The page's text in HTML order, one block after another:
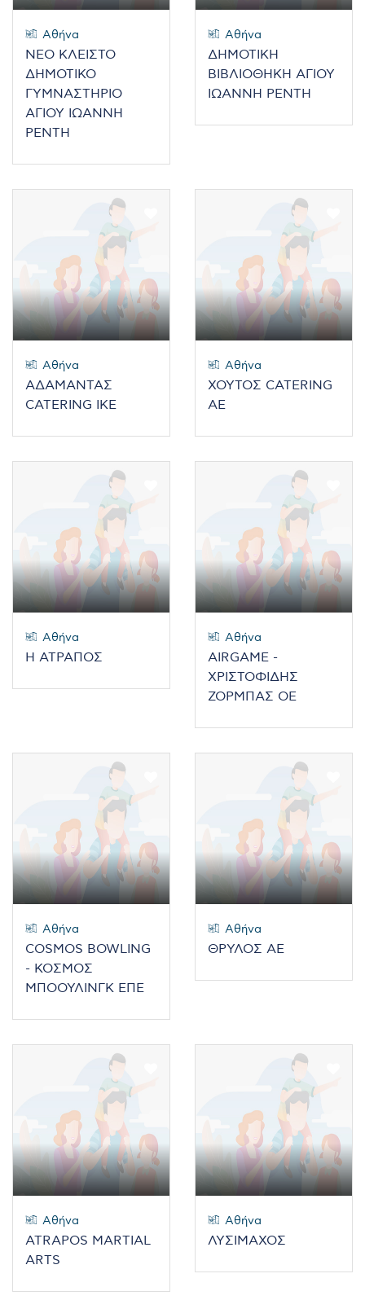
Αθήνα
ΝΕΟ ΚΛΕΙΣΤΟ
ΔΗΜΟΤΙΚΟ
ΓΥΜΝΑΣΤΗΡΙΟ
ΑΓΙΟΥ ΙΩΑΝΝΗ
ΡΕΝΤΗ
Αθήνα
ΔΗΜΟΤΙΚΗ
ΒΙΒΛΙΟΘΗΚΗ ΑΓΙΟΥ
ΙΩΑΝΝΗ ΡΕΝΤΗ
Αθήνα
ΑΔΑΜΑΝΤΑΣ
CATERING ΙΚΕ
Αθήνα
ΧΟΥΤΟΣ CATERING
ΑΕ
Αθήνα
Η ΑΤΡΑΠΟΣ
Αθήνα
AIRGAME -
ΧΡΙΣΤΟΦΙΔΗΣ
ΖΟΡΜΠΑΣ ΟΕ
Αθήνα
COSMOS BOWLING
- ΚΟΣΜΟΣ
ΜΠΟΟΥΛΙΝΓΚ ΕΠΕ
Αθήνα
ΘΡΥΛΟΣ ΑΕ
Αθήνα
ATRAPOS MARTIAL
ARTS
Αθήνα
ΛΥΣΙΜΑΧΟΣ